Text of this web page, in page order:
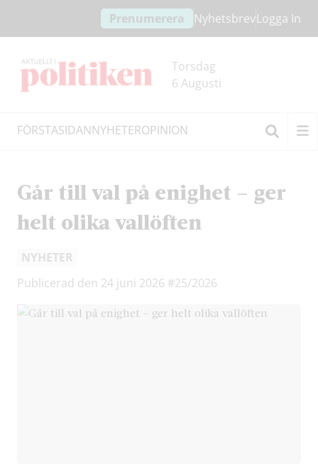
innehållet
headern
Prenumerera NyhetsbrevLogga In
Torsdag
6 Augusti
FÖRSTASIDANNYHETEROPINION
Går till val på enighet – ger
helt olika vallöften
NYHETER
Publicerad den 24 juni 2026 #25/2026